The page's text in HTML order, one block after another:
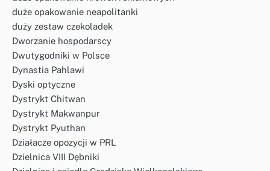
duże opakowanie neapolitanki
duży zestaw czekoladek
Dworzanie hospodarscy
Dwutygodniki w Polsce
Dynastia Pahlawi
Dyski optyczne
Dystrykt Chitwan
Dystrykt Makwanpur
Dystrykt Pyuthan
Działacze opozycji w PRL
Dzielnica VIII Dębniki